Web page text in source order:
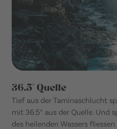
36.5° Quelle
Tief aus der Taminaschlucht
mit 36.5° aus der Quelle. Und
des heilenden Wassers